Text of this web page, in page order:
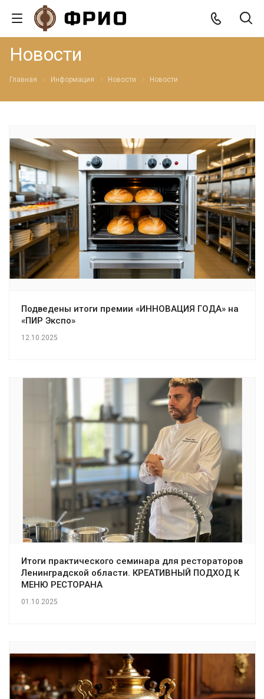
Новости
Главная Информация Новости Новости
Подведены итоги премии «ИННОВАЦИЯ ГОДА» на
«ПИР Экспо»
12.10.2025
Итоги практического семинара для рестораторов
Ленинградской области. КРЕАТИВНЫЙ ПОДХОД К
МЕНЮ РЕСТОРАНА
01.10.2025